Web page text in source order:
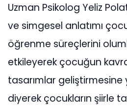
Uzman Psikolog Yeliz
ve simgesel anlatımı
öğrenme süreçlerini
etkileyerek çocuğun
tasarımlar geliştirmesine
diyerek çocukların şiirle